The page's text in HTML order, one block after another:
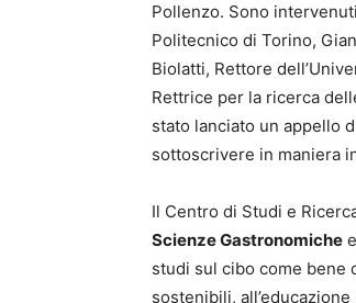
Pollenzo. Sono
Politecnico di Torino,
Biolatti, Rettore
Rettrice per la ricerca
stato lanciato un appello
sottoscrivere in maniera
Il Centro di Studi e
Scienze Gastronomiche e
studi sul cibo come bene
sostenibili,